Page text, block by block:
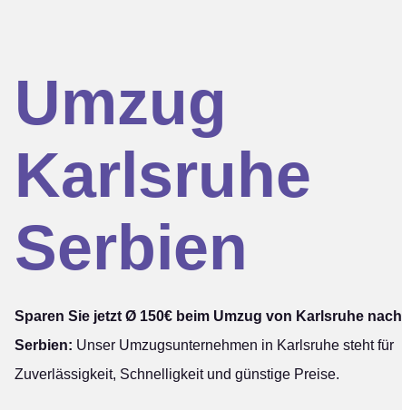
Umzug
Karlsruhe
Serbien
Sparen Sie jetzt Ø 150€ beim Umzug von Karlsruhe nach
Serbien: Unser Umzugsunternehmen in Karlsruhe steht für
Zuverlässigkeit, Schnelligkeit und günstige Preise.